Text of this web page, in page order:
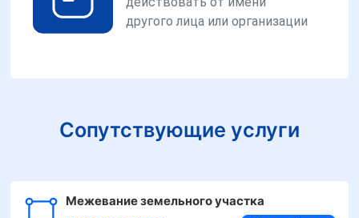
другого лица или организации
Сопутствующие услуги
Межевание земельного участка